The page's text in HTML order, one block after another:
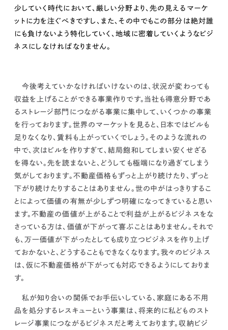
少していく時代において、厳しい分野より、先の見えるマーケ
ットに力を注ぐべきですし、また、その中でもこの部分は絶対誰
にも負けないよう特化していく、地域に密着していくようなビジ
ネスにしなければなりません。
今後考えていかなければいけないのは、状況が変わっても
収益を上げることができる事業作りです。 当社も得意分野であ
るストレージ部門につながる事業に集中して、いくつかの事業
を行っております。世界のマーケットを見ると、日本ではビルも
足りなくなり、賃料も上がっていくでしょう。そのような流れの
中で、次はビルを作りすぎて、結局飽和してしまい安くせざる
を得ない。先を読まないと、どうしても極端になり過ぎてしまう
気がしております。 不動産価格もずっと上がり続けたり、ずっと
下がり続けたりすることはありません。 世の中がはっきりするこ
とによって価値の有無が少しずつ明確になってきていると思い
ます。 不動産の価値が上がることで利益が上がるビジネスをな
さっている方は、価値が下がって喜ぶことはありません。それで
も、 万一価値が下がったとしても成り立つビジネスを作り上げ
ておかないと、どうすることもできなくなります。我々のビジネス
は、仮に不動産価格が下がっても対応できるようにしておりま
す。
私が知り合いの関係でお手伝いしている、家庭にある不用
品を処分するレスキューという事業は、将来的に私どものスト
レージ事業につながるビジネスだと考えております。収納ビジ